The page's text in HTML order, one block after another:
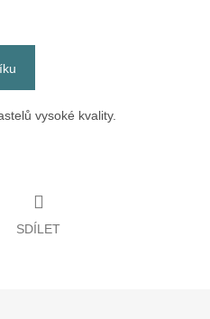
vysoké kvality.
SDÍLET